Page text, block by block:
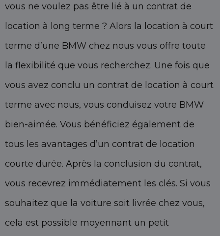
vous ne voulez pas être lié à un contrat de
location à long terme ? Alors la location à court
terme d’une BMW chez nous vous offre toute
la flexibilité que vous recherchez. Une fois que
vous avez conclu un contrat de location à court
terme avec nous, vous conduisez votre BMW
bien-aimée. Vous bénéficiez également de
tous les avantages d’un contrat de location
courte durée. Après la conclusion du contrat,
vous recevrez immédiatement les clés. Si vous
souhaitez que la voiture soit livrée chez vous,
cela est possible moyennant un petit